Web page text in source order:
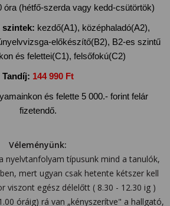
óra (hétfő-szerda vagy kedd-csütörtök)
szintek: kezdő(A1), középhaladó(A2),
előkészítő(B2), B2-es szintű
és felettei(C1), felsőfokú(C2)
Tandíj: 144 990 Ft
és felette 5 000.- forint felár
fizetendő.
Véleményünk:
nyelvtanfolyam típusunk mind a tanulók,
mert ugyan csak hetente kétszer kell
viszont egész délelőtt ( 8.30 - 12.30 ig )
óráig) rá van „kényszerítve" a hallgató,